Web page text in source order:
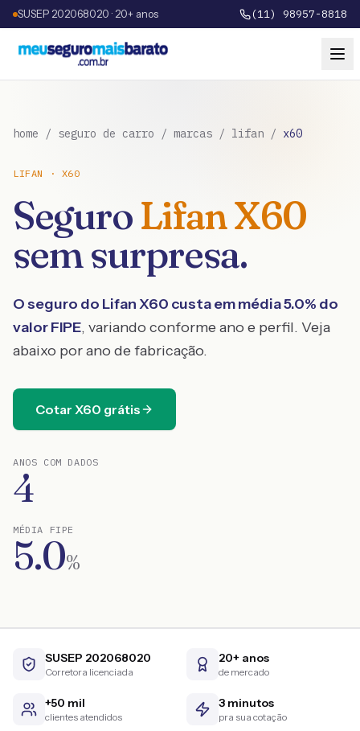
SUSEP 202068020 · 20+ anos (11) 98957-8818
home / seguro de carro / marcas / lifan / x60
LIFAN · X60
SeguroLifanX60
sem surpresa.
O seguro do LifanX60 custa em média5.0% do
valor FIPE, variando conforme ano e perfil. Veja
abaixo por ano de fabricação.
Cotar X60 grátis
ANOS COM DADOS
4
MÉDIA FIPE
5.0%
SUSEP 202068020
Corretora licenciada
20+ anos
de mercado
+50 mil
clientes atendidos
3 minutos
pra sua cotação